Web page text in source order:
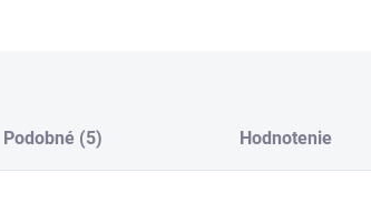
Podobné (5) Hodnotenie